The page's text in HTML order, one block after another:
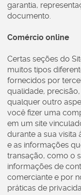
garantia,
documento.
Comércio online
Certas seções do
muitos tipos
fornecidos por
qualidade,
qualquer outro
você fizer uma
em um site
durante a sua visita
e as informações
transação, como o
informações de
comerciante e por
práticas de